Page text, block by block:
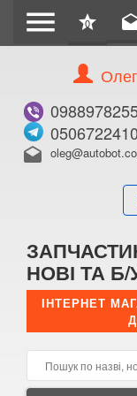
menu star
0
Олег
0506722410
drafts
НОВІ ТА Б/
ІНТЕРНЕТПримітка:
E-mail: